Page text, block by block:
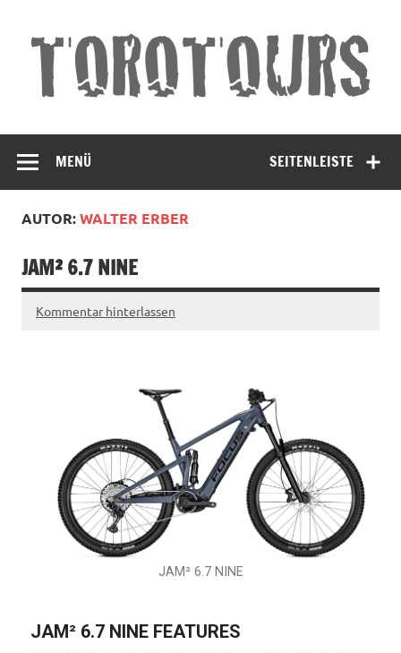
Andalusien
SEITENLEISTE
MENÜ
AUTOR:WALTER ERBER
JAM² 6.7 NINE
Kommentar hinterlassen
JAM² 6.7 NINE
JAM² 6.7 NINE FEATURES